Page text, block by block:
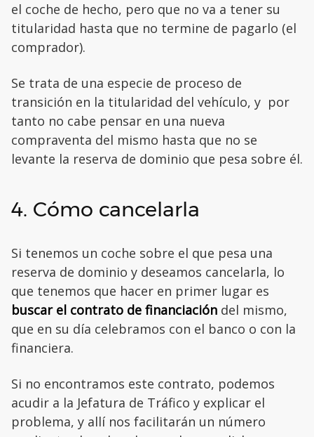
el coche de hecho, pero que no va a tener su
titularidad hasta que no termine de pagarlo (el
comprador).
Se trata de una especie de proceso de
transición en la titularidad del vehículo, y por
tanto no cabe pensar en una nueva
compraventa del mismo hasta que no se
levante la reserva de dominio que pesa sobre él.
4. Cómo cancelarla
Si tenemos un coche sobre el que pesa una
reserva de dominio y deseamos cancelarla, lo
que tenemos que hacer en primer lugar es
buscar el contrato de financiación del mismo,
que en su día celebramos con el banco o con la
financiera.
Si no encontramos este contrato, podemos
acudir a la Jefatura de Tráfico y explicar el
problema, y allí nos facilitarán un número